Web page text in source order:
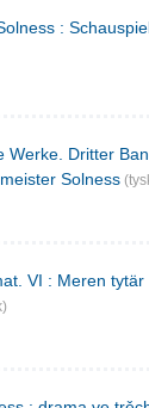
:
Werke. Dritter
Solness
VI : Meren